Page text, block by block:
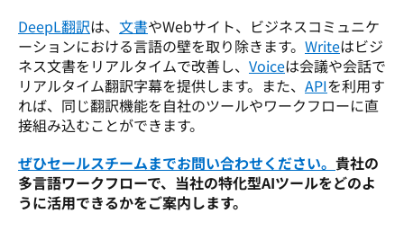
DeepL翻訳は、 文書やWebサイト、ビジネスコミュニケ
ーションにおける言語の壁を取り除きます。 Writeはビジ
ネス文書をリアルタイムで改善し、 Voiceは会議や会話で
リアルタイム翻訳字幕を提供します。また、 APIを利用す
れば、同じ翻訳機能を自社のツールやワークフローに直
接組み込むことができます。
ぜひセールスチームまでお問い合わせください。 貴社の
多言語ワークフローで、当社の特化型AIツールをどのよ
うに活用できるかをご案内します。